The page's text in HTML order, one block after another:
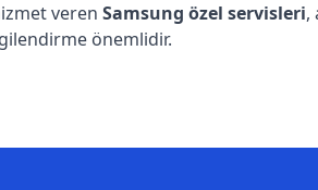
veren Samsung özel servisleri,
önemlidir.